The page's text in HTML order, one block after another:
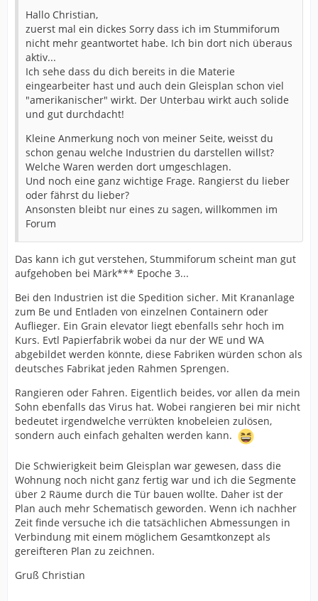
Hallo Christian,
zuerst mal ein dickes Sorry dass ich im Stummiforum
nicht mehr geantwortet habe. Ich bin dort nich überaus
aktiv...
Ich sehe dass du dich bereits in die Materie
eingearbeiter hast und auch dein Gleisplan schon viel
"amerikanischer" wirkt. Der Unterbau wirkt auch solide
und gut durchdacht!
Kleine Anmerkung noch von meiner Seite, weisst du
schon genau welche Industrien du darstellen willst?
Welche Waren werden dort umgeschlagen.
Und noch eine ganz wichtige Frage. Rangierst du lieber
oder fährst du lieber?
Ansonsten bleibt nur eines zu sagen, willkommen im
Forum
Das kann ich gut verstehen, Stummiforum scheint man gut
aufgehoben bei Märk*** Epoche 3...
Bei den Industrien ist die Spedition sicher. Mit Krananlage
zum Be und Entladen von einzelnen Containern oder
Auflieger. Ein Grain elevator liegt ebenfalls sehr hoch im
Kurs. Evtl Papierfabrik wobei da nur der WE und WA
abgebildet werden könnte, diese Fabriken würden schon als
deutsches Fabrikat jeden Rahmen Sprengen.
Rangieren oder Fahren. Eigentlich beides, vor allen da mein
Sohn ebenfalls das Virus hat. Wobei rangieren bei mir nicht
bedeutet irgendwelche verrükten knobeleien zulösen,
sondern auch einfach gehalten werden kann.
Die Schwierigkeit beim Gleisplan war gewesen, dass die
Wohnung noch nicht ganz fertig war und ich die Segmente
über 2 Räume durch die Tür bauen wollte. Daher ist der
Plan auch mehr Schematisch geworden. Wenn ich nachher
Zeit finde versuche ich die tatsächlichen Abmessungen in
Verbindung mit einem möglichem Gesamtkonzept als
gereifteren Plan zu zeichnen.
Gruß Christian